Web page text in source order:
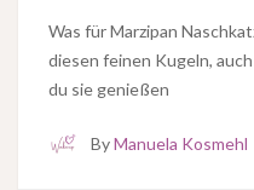
Was für Marzipan
diesen feinen Kugeln,
du sie genießen
ByManuela Kosmehl